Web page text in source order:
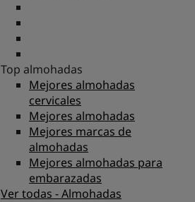
Top almohadas
Mejores almohadas
cervicales
Mejores almohadas
Mejores marcas de
almohadas
Mejores almohadas para
embarazadas
Ver todas - Almohadas